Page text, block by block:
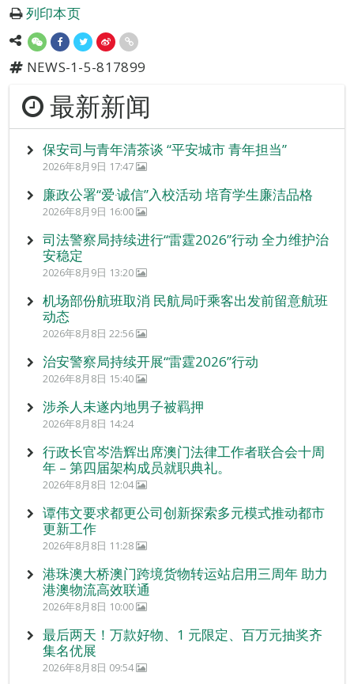
列印本页
NEWS-1-5-817899
最新新闻
保安司与青年清茶谈 “平安城市 青年担当”
2026年8月9日 17:47
廉政公署“爱‧诚信”入校活动 培育学生廉洁品格
2026年8月9日 16:00
司法警察局持续进行“雷霆2026”行动 全力维护治
安稳定
2026年8月9日 13:20
机场部份航班取消 民航局吁乘客出发前留意航班
动态
2026年8月8日 22:56
治安警察局持续开展“雷霆2026”行动
2026年8月8日 15:40
涉杀人未遂内地男子被羁押
2026年8月8日 14:24
行政长官岑浩辉出席澳门法律工作者联合会十周
年 – 第四届架构成员就职典礼。
2026年8月8日 12:04
谭伟文要求都更公司创新探索多元模式推动都市
更新工作
2026年8月8日 11:28
港珠澳大桥澳门跨境货物转运站启用三周年 助力
港澳物流高效联通
2026年8月8日 10:00
最后两天！万款好物、1 元限定、百万元抽奖齐
集名优展
2026年8月8日 09:54